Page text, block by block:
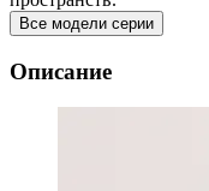
Все модели серии
Описание